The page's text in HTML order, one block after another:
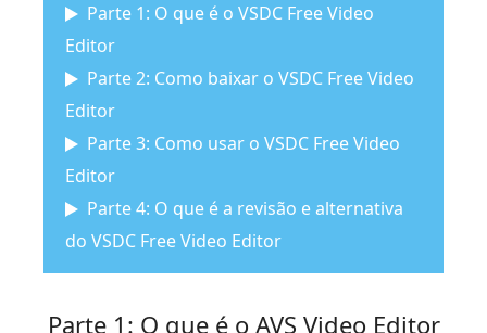
Parte 1: O que é o VSDC Free Video
Editor
Parte 2: Como baixar o VSDC Free Video
Editor
Parte 3: Como usar o VSDC Free Video
Editor
Parte 4: O que é a revisão e alternativa
do VSDC Free Video Editor
Parte 1: O que é o AVS Video Editor